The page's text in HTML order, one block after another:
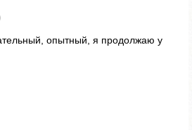
опытный, я продолжаю у